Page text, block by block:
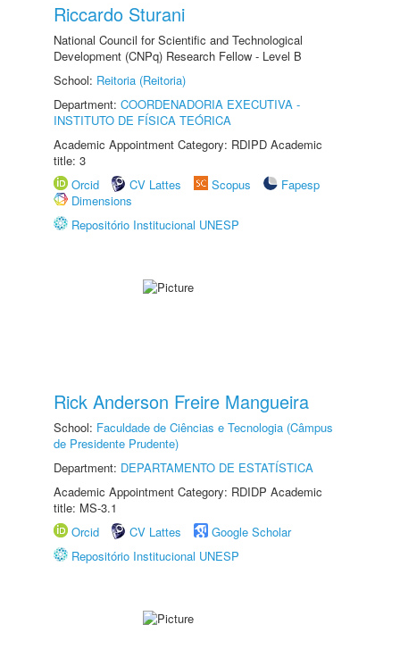
Riccardo Sturani
National Council for Scientific and Technological
Development (CNPq) Research Fellow - Level B
School: Reitoria (Reitoria)
Department: COORDENADORIA EXECUTIVA -
INSTITUTO DE FÍSICA TEÓRICA
Academic Appointment Category: RDIPD Academic
title: 3
Orcid
CV Lattes Scopus
Fapesp
Dimensions
Repositório Institucional UNESP
Rick Anderson Freire Mangueira
School: Faculdade de Ciências e Tecnologia (Câmpus
de Presidente Prudente)
Department: DEPARTAMENTO DE ESTATÍSTICA
Academic Appointment Category: RDIDP Academic
title: MS-3.1
Orcid
CV Lattes
Google Scholar
Repositório Institucional UNESP